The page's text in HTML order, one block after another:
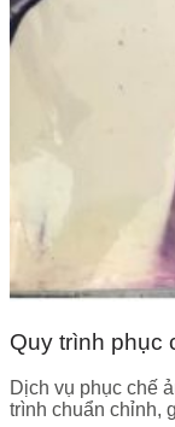
Quy trình phục
Dịch vụ phục chế
trình chuẩn chỉnh,